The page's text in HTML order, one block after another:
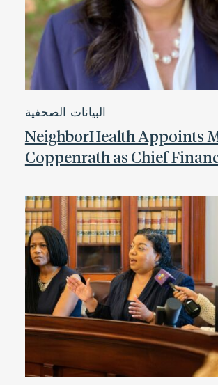
البيانات الصحفية
NeighborHealth Appoints
Coppenrath as Chief